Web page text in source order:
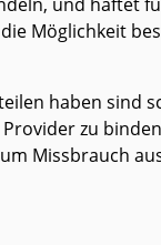
Möglichkeit
haben sind
zu
Missbrauch